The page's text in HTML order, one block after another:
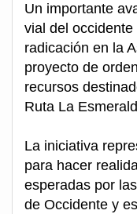
Un importante
vial del
radicación en la
proyecto de
recursos
Ruta La
La iniciativa
para hacer
esperadas por
de Occidente y